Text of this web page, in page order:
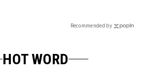
Recommended by
HOT WORD